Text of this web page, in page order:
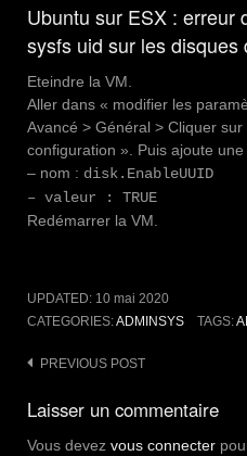
Ubuntu sur ESX : erreur
sysfs uid sur les disques
Eteindre la VM.
Aller dans « modifier les
Avancé > Général > Cliquer
configuration ». Puis ajoute une
– nom : disk.EnableUUID
– valeur : TRUE
Redémarrer la VM.
UPDATED: 10 mai 2020
CATEGORIES:ADMINSYS TAGS:
Post
navigation
PREVIOUS POST
Laisser un commentaire
Vous devez vous connecter